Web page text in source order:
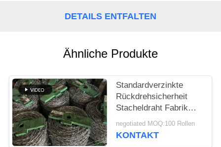
DATENSCHUTZRICHTLINIE
DETAILS ENTFALTEN
Ähnliche Produkte
Standardverzinkte
Rückdrehsicherheit
Stacheldraht Fabrik
direkt
negotiated MOQ:100 Rollen
KONTAKT